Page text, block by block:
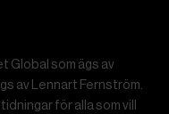
Global som ägs av
av Lennart Fernström.
för alla som vill